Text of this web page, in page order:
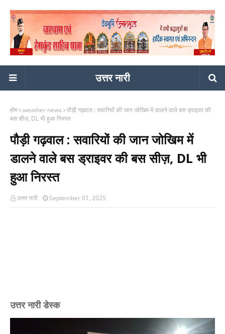
उत्तर नारी
होम weather news
पौड़ी गढ़वाल : सवारियों की जान जोखिम में डालने वाले बस ड्राइवर की
बस सीज़, DL भी हुआ निरस्त
पौड़ी गढ़वाल : सवारियों की जान जोखिम में
डालने वाले बस ड्राइवर की बस सीज़, DL भी
हुआ निरस्त
उत्तर नारी September 01, 2025
उत्तर नारी डेस्क